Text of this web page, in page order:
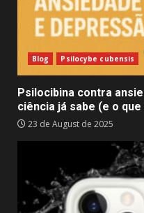
Blog Psilocybe cubensis
Psilocibina contra
ciência já sabe (e o
23 de August de 2025